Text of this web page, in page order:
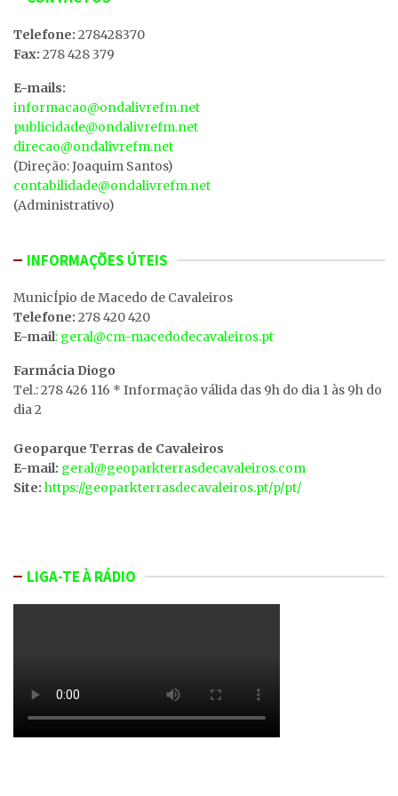
Telefone: 278428370
Fax: 278 428 379
E-mails:
informacao@ondalivrefm.net
publicidade@ondalivrefm.net
direcao@ondalivrefm.net
(Direção: Joaquim Santos)
contabilidade@ondalivrefm.net
(Administrativo)
INFORMAÇÕES ÚTEIS
MunicÍpio de Macedo de Cavaleiros
Telefone: 278 420 420
E-mail: geral@cm-macedodecavaleiros.pt
Farmácia Diogo
Tel.: 278 426 116 * Informação válida das 9h do dia 1 às 9h do
dia 2
Geoparque Terras de Cavaleiros
E-mail: geral@geoparkterrasdecavaleiros.com
Site: https://geoparkterrasdecavaleiros.pt/p/pt/
LIGA-TE À RÁDIO